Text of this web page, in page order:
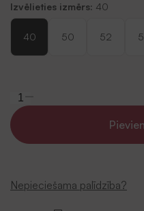
Izvēlieties izmērs: 40
40 50 52
Nepieciešama palīdzība?